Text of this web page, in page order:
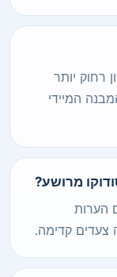
רחוק יותר
המיידי
מרושע?
הערות
צעדים קדימה.